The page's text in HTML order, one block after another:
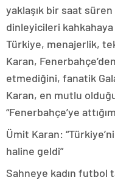
yaklaşık bir saat
dinleyicileri
Türkiye, menajerlik,
Karan,
etmediğini, fanatik
Karan, en mutlu
“Fenerbahçe’ye
Ümit Karan:
haline geldi”
Sahneye kadın futbol